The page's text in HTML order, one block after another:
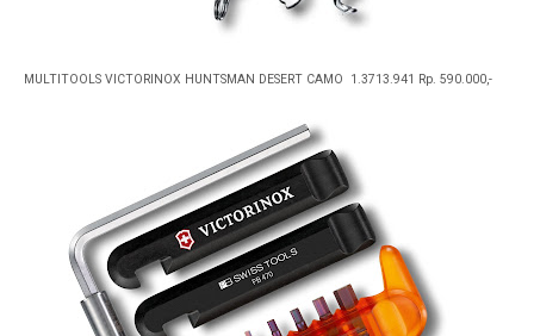
MULTITOOLS VICTORINOX HUNTSMAN DESERT CAMO 1.3713.941 Rp. 590.000,-